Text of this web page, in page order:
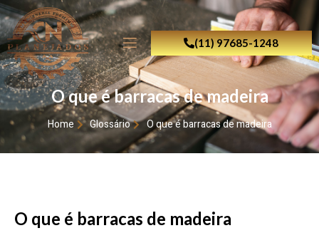
(11) 97685-1248
O que é barracas de madeira
Home Glossário O que é barracas de madeira
O que é barracas de madeira